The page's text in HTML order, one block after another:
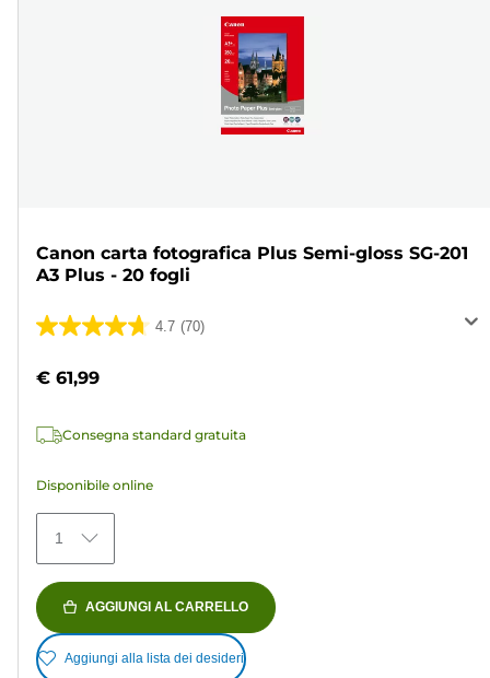
Canon carta fotografica Plus Semi-gloss SG-201
A3 Plus - 20 fogli
4.7 (70)
4.7
5
70
€ 61,99
Consegna standard gratuita
Disponibile online
1
AGGIUNGI AL CARRELLO
Aggiungi alla lista dei desideri